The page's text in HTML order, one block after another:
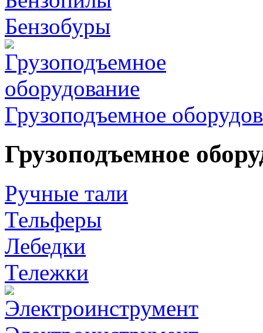
Бензобуры
Грузоподъемное
Грузоподъемное
Ручные тали
Тельферы
Лебедки
Тележки